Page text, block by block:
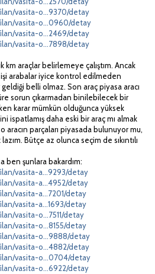
vasita-o...9370/detay
vasita-o...0960/detay
vasita-o...2469/detay
vasita-o...7898/detay
km araçlar belirlemeye çalıştım. Ancak
arabalar iyice kontrol edilmeden
geldiği belli olmaz. Son araç piyasa aracı
sorun çıkarmadan binilebilecek bir
karar mümkün olduğunca yüksek
ispatlamış daha eski bir araç mı almak
aracın parçaları piyasada bulunuyor mu,
Bütçe az olunca seçim de sıkıntılı
ben şunlara bakardım:
vasita-a...9293/detay
vasita-a...4952/detay
vasita-a...7201/detay
vasita-a...1693/detay
vasita-o...7511/detay
vasita-o...8155/detay
vasita-o...9888/detay
vasita-o...4882/detay
vasita-o...0704/detay
vasita-o...6922/detay